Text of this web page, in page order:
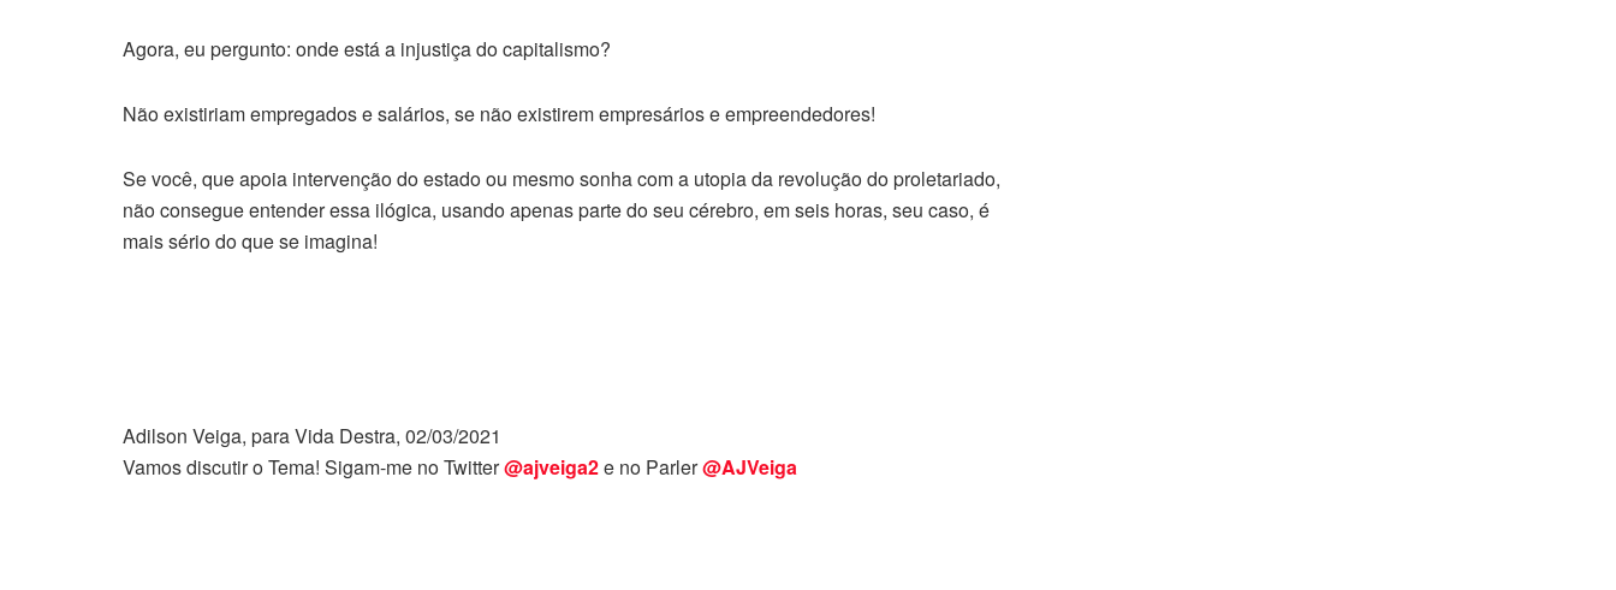
Agora, eu pergunto: onde está a injustiça do capitalismo?
Não existiriam empregados e salários, se não existirem empresários e empreendedores!
Se você, que apoia intervenção do estado ou mesmo sonha com a utopia da revolução do proletariado,
não consegue entender essa ilógica, usando apenas parte do seu cérebro, em seis horas, seu caso, é
mais sério do que se imagina!
Adilson Veiga, para Vida Destra, 02/03/2021
Vamos discutir o Tema! Sigam-me no Twitter@ajveiga2e no Parler@AJVeiga